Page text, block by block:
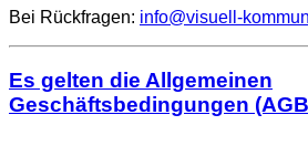
Bei Rückfragen: info@visuell-
Es gelten die Allgemeinen
Geschäftsbedingungen